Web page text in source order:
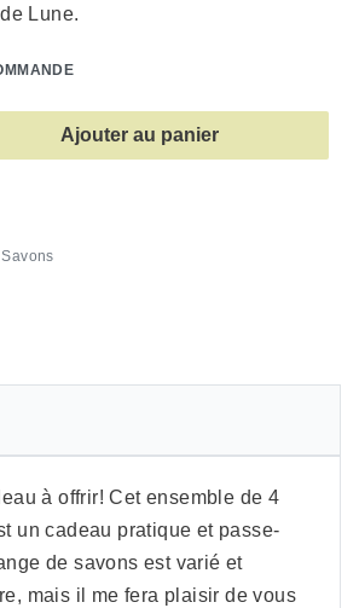
Lune.
Ajouter au panier
Savons
à offrir! Cet ensemble de 4
un cadeau pratique et passe-
de savons est varié et
mais il me fera plaisir de vous